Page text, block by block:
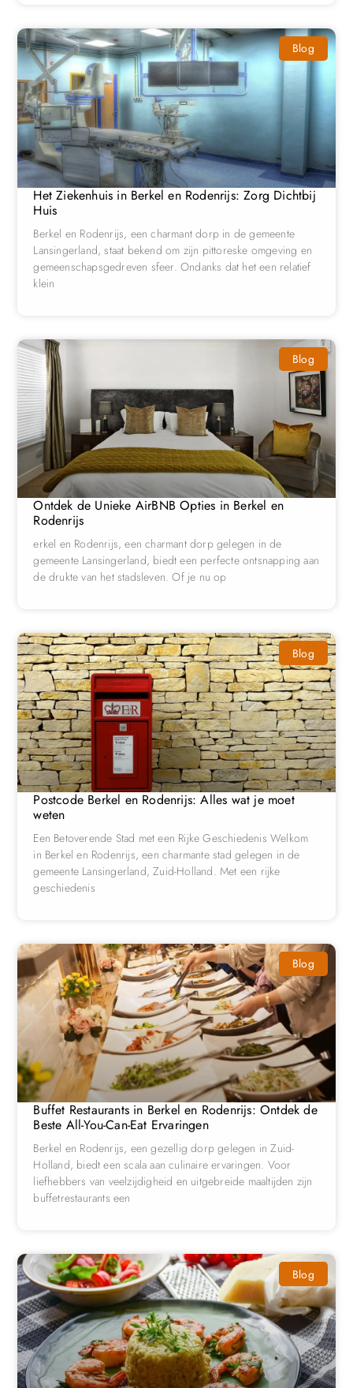
Blog
Het Ziekenhuis in Berkel en Rodenrijs: Zorg Dichtbij
Huis
Berkel en Rodenrijs, een charmant dorp in de gemeente
Lansingerland, staat bekend om zijn pittoreske omgeving en
gemeenschapsgedreven sfeer. Ondanks dat het een relatief
klein
Blog
Ontdek de Unieke AirBNB Opties in Berkel en
Rodenrijs
erkel en Rodenrijs, een charmant dorp gelegen in de
gemeente Lansingerland, biedt een perfecte ontsnapping aan
de drukte van het stadsleven. Of je nu op
Blog
Postcode Berkel en Rodenrijs: Alles wat je moet
weten
Een Betoverende Stad met een Rijke Geschiedenis Welkom
in Berkel en Rodenrijs, een charmante stad gelegen in de
gemeente Lansingerland, Zuid-Holland. Met een rijke
geschiedenis
Blog
Buffet Restaurants in Berkel en Rodenrijs: Ontdek de
Beste All-You-Can-Eat Ervaringen
Berkel en Rodenrijs, een gezellig dorp gelegen in Zuid-
Holland, biedt een scala aan culinaire ervaringen. Voor
liefhebbers van veelzijdigheid en uitgebreide maaltijden zijn
buffetrestaurants een
Blog